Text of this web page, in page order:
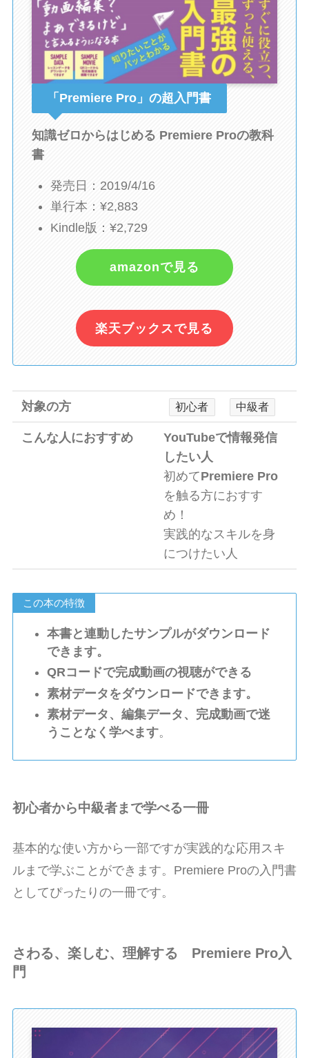
「Premiere Pro」の超入門書
知識ゼロからはじめる Premiere Proの教科
書
発売日：2019/4/16
単行本：¥2,883
Kindle版：¥2,729
amazonで見る
楽天ブックスで見る
対象の方 初心者 中級者
こんな人におすすめ
YouTubeで情報発信
したい人
初めてPremiere Pro
を触る方におすす
め！
実践的なスキルを身
につけたい人
この本の特徴
本書と連動したサンプルがダウンロード
できます。
QRコードで完成動画の視聴ができる
素材データをダウンロードできます。
素材データ、編集データ、完成動画で迷
うことなく学べます。
初心者から中級者まで学べる一冊
基本的な使い方から一部ですが実践的な応用スキ
ルまで学ぶことができます。 Premiere Proの入門書
としてぴったりの一冊です。
さわる、楽しむ、理解する Premiere Pro入
門